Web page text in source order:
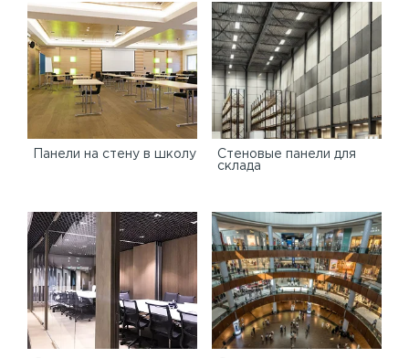
Панели на стену в школу
Стеновые панели для
склада